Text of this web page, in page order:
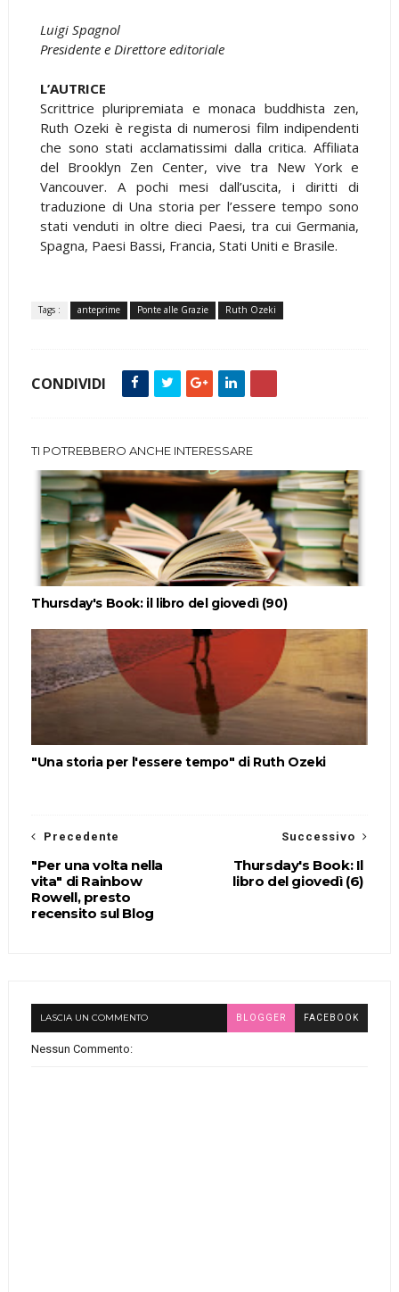
Luigi Spagnol
Presidente e Direttore editoriale
L’AUTRICE
Scrittrice pluripremiata e monaca buddhista zen,
Ruth Ozeki è regista di numerosi film indipendenti
che sono stati acclamatissimi dalla critica. Affiliata
del Brooklyn Zen Center, vive tra New York e
Vancouver. A pochi mesi dall’uscita, i diritti di
traduzione di Una storia per l’essere tempo sono
stati venduti in oltre dieci Paesi, tra cui Germania,
Spagna, Paesi Bassi, Francia, Stati Uniti e Brasile.
Tags : anteprime Ponte alle Grazie Ruth Ozeki
CONDIVIDI
TI POTREBBERO ANCHE INTERESSARE
Thursday's Book: il libro del giovedì (90)
"Una storia per l'essere tempo" di Ruth Ozeki
Successivo
Thursday's Book: Il
libro del giovedì (6)
Precedente
"Per una volta nella
vita" di Rainbow
Rowell, presto
recensito sul Blog
LASCIA UN COMMENTO BLOGGER FACEBOOK
Nessun Commento: